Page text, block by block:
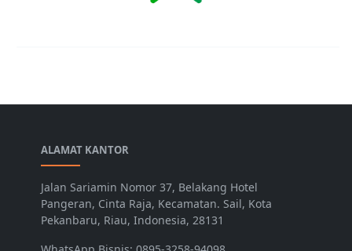
ALAMAT KANTOR
Jalan Sariamin Nomor 37, Belakang Hotel
Pangeran, Cinta Raja, Kecamatan. Sail, Kota
Pekanbaru, Riau, Indonesia, 28131